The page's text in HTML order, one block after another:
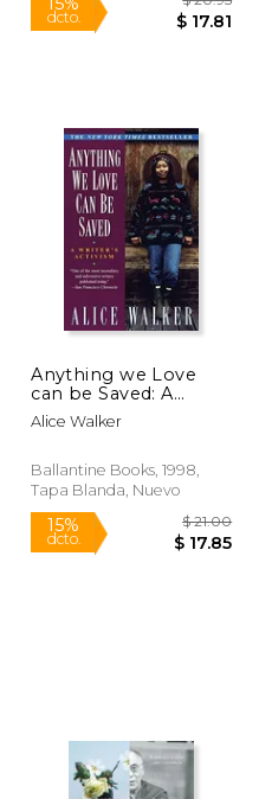
15%
dcto.
Anything we Love
can be Saved: A
Writer's Activism (en
Inglés)
Alice Walker
Ballantine Books, 1998,
Tapa Blanda, Nuevo